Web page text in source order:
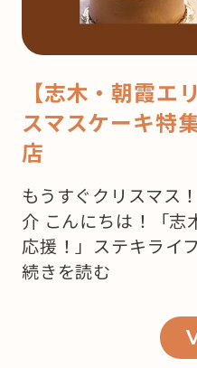
【志木・朝霞エ
スマスケーキ特
店
もうすぐクリスマス
介 こんにちは！「志
応援！」ステキライ
“【志
続きを読む